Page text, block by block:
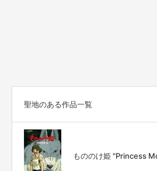
聖地のある作品一覧
もののけ姫 "Princess